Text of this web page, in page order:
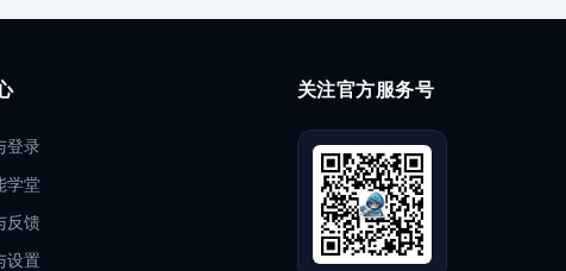
登录
学堂
反馈
设置
关注官方服务号